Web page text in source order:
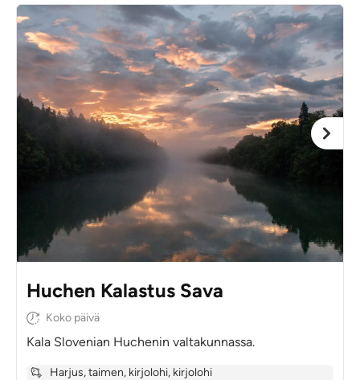
Huchen Kalastus Sava
Koko päivä
Kala Slovenian Huchenin valtakunnassa.
Harjus, taimen, kirjolohi, kirjolohi